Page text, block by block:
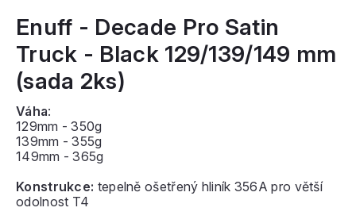
Enuff - Decade Pro Satin
Truck - Black 129/139/149 mm
(sada 2ks)
Váha:
129mm - 350g
139mm - 355g
149mm - 365g
Konstrukce: tepelně ošetřený hliník 356A pro větší
odolnost T4